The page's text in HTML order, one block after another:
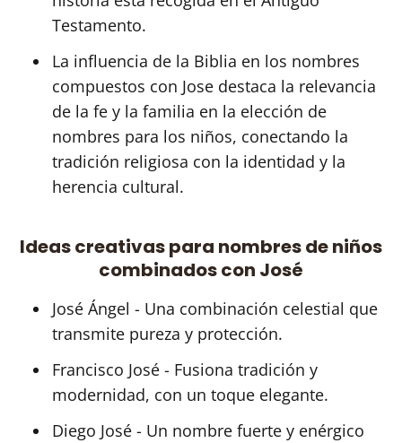
Testamento.
La influencia de la Biblia en los nombres
compuestos con Jose destaca la relevancia
de la fe y la familia en la elección de
nombres para los niños, conectando la
tradición religiosa con la identidad y la
herencia cultural.
Ideas creativas para nombres de niños
combinados con José
José Ángel - Una combinación celestial que
transmite pureza y protección.
Francisco José - Fusiona tradición y
modernidad, con un toque elegante.
Diego José - Un nombre fuerte y enérgico